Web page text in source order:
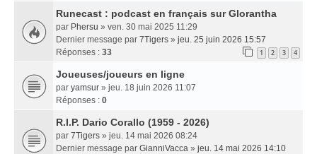
Runecast : podcast en français sur Glorantha
par Phersu » ven. 30 mai 2025 11:29
Dernier message par 7Tigers » jeu. 25 juin 2026 15:57
Réponses : 33 1 2 3 4
Joueuses/joueurs en ligne
par yamsur » jeu. 18 juin 2026 11:07
Réponses : 0
R.I.P. Dario Corallo (1959 - 2026)
par 7Tigers » jeu. 14 mai 2026 08:24
Dernier message par GianniVacca » jeu. 14 mai 2026 14:10